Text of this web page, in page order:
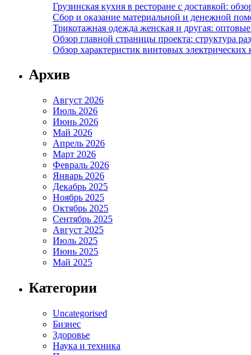
Грузинская кухня в ресторане с доставкой:
Сбор и оказание материальной и денежной
Трикотажная одежда женская и другая:
Обзор главной страницы проекта: структура
Обзор характеристик винтовых электрических
Архив
Август 2026
Июль 2026
Июнь 2026
Май 2026
Апрель 2026
Март 2026
Февраль 2026
Январь 2026
Декабрь 2025
Ноябрь 2025
Октябрь 2025
Сентябрь 2025
Август 2025
Июль 2025
Июнь 2025
Май 2025
Категории
Uncategorised
Бизнес
Здоровье
Наука и техника